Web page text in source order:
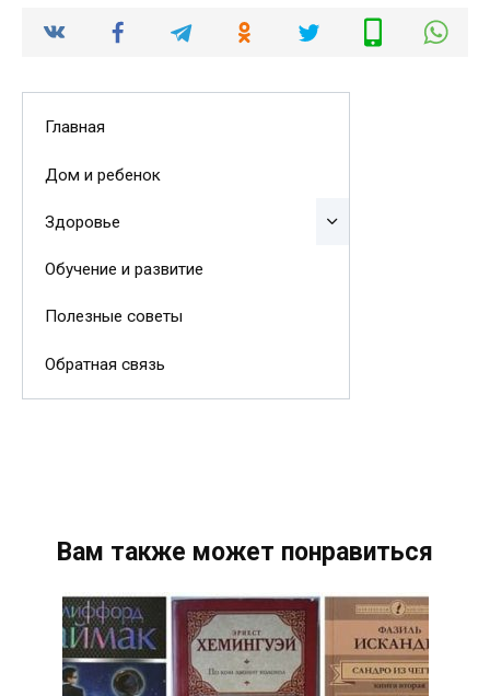
Главная
Дом и ребенок
Здоровье
Обучение и развитие
Полезные советы
Обратная связь
Вам также может понравиться